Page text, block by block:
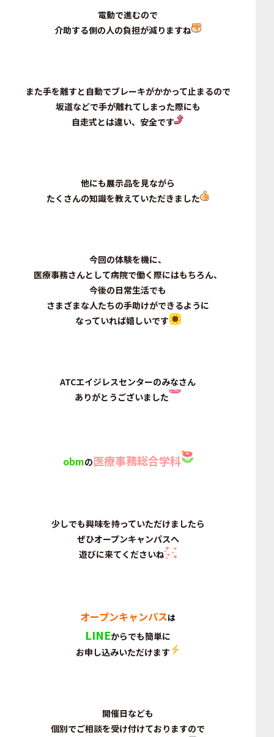
電動で進むので
介助する側の人の負担が減りますね
また手を離すと自動でブレーキがかかって止まるので
坂道などで手が離れてしまった際にも
自走式とは違い、安全です
他にも展示品を見ながら
たくさんの知識を教えていただきました
今回の体験を機に、
医療事務さんとして病院で働く際にはもちろん、
今後の日常生活でも
さまざまな人たちの手助けができるように
なっていれば嬉しいです
ATCエイジレスセンターのみなさん
ありがとうございました
obmの医療事務総合学科
少しでも興味を持っていただけましたら
ぜひオープンキャンパスへ
遊びに来てくださいね
オープンキャンパスは
LINEからでも簡単に
お申し込みいただけます
開催日なども
個別でご相談を受け付けておりますので